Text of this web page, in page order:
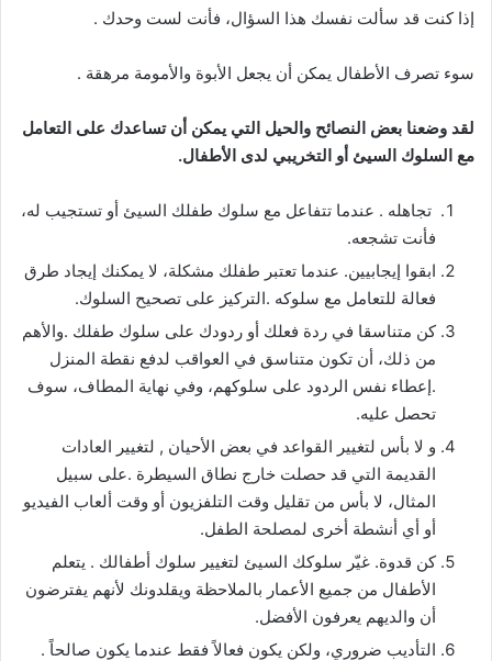
إذا كنت قد سألت نفسك هذا السؤال، فأنت لست وحدك .
سوء تصرف الأطفال يمكن أن يجعل الأبوة والأمومة مرهقة .
لقد وضعنا بعض النصائح والحيل التي يمكن أن تساعدك على التعامل
مع السلوك السيئ أو التخريبي لدى الأطفال.
تجاهله . عندما تتفاعل مع سلوك طفلك السيئ أو تستجيب له،
فأنت تشجعه.
ابقوا إيجابيين. عندما تعتبر طفلك مشكلة، لا يمكنك إيجاد طرق
فعالة للتعامل مع سلوكه .التركيز على تصحيح السلوك.
كن متناسقا في ردة فعلك أو ردودك على سلوك طفلك .والأهم
من ذلك، أن تكون متناسق في العواقب لدفع نقطة المنزل
.إعطاء نفس الردود على سلوكهم، وفي نهاية المطاف، سوف
تحصل عليه.
و لا بأس لتغيير القواعد في بعض الأحيان , لتغيير العادات
القديمة التي قد حصلت خارج نطاق السيطرة .على سبيل
المثال، لا بأس من تقليل وقت التلفزيون أو وقت ألعاب الفيديو
أو أي أنشطة أخرى لمصلحة الطفل.
كن قدوة. غيّر سلوكك السيئ لتغيير سلوك أطفالك . يتعلم
الأطفال من جميع الأعمار بالملاحظة ويقلدونك لأنهم يفترضون
أن والديهم يعرفون الأفضل.
التأديب ضروري، ولكن يكون فعالاً فقط عندما يكون صالحاً .